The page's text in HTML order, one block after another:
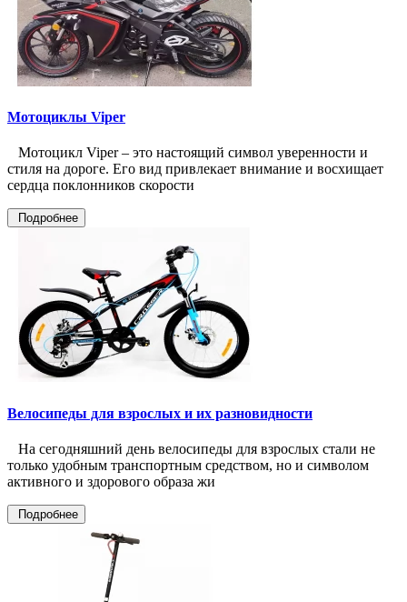
Мотоциклы Viper
Мотоцикл Viper – это настоящий символ уверенности и
стиля на дороге. Его вид привлекает внимание и восхищает
сердца поклонников скорости
Подробнее
Велосипеды для взрослых и их разновидности
На сегодняшний день велосипеды для взрослых стали не
только удобным транспортным средством, но и символом
активного и здорового образа жи
Подробнее